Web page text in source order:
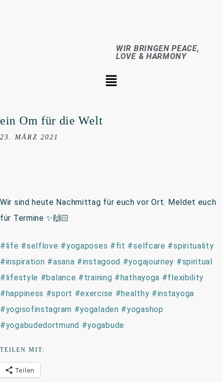
WIR BRINGEN PEACE,
LOVE & HARMONY
ein Om für die Welt
23. MÄRZ 2021
Wir sind heute Nachmittag für euch vor Ort. Meldet euch
für Termine✨ 🙌🏻
# life #selflove #yogaposes #fit #selfcare #spirituality
#inspiration #asana #instagood #yogajourney #spiritual
# lifestyle #balance #training # hathayoga #flexibility
# happiness #sport #exercise #healthy #instayoga
#yogisofinstagram #yogaladen #yogashop
#yogabudedortmund #yogabude
TEILEN MIT:
Teilen